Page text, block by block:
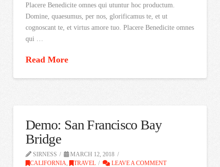
Placere Benedicite omnes qui utuntur hoc productum.
Domine, quaesumus, per nos, glorificamus te, et ut
cognoscant te, et virtus amore tuo. Placere Benedicite omnes
qui …
Read More
Demo: San Francisco Bay
Bridge
SIRNESS
MARCH 12, 2018
CALIFORNIA
TRAVEL LEAVE A COMMENT